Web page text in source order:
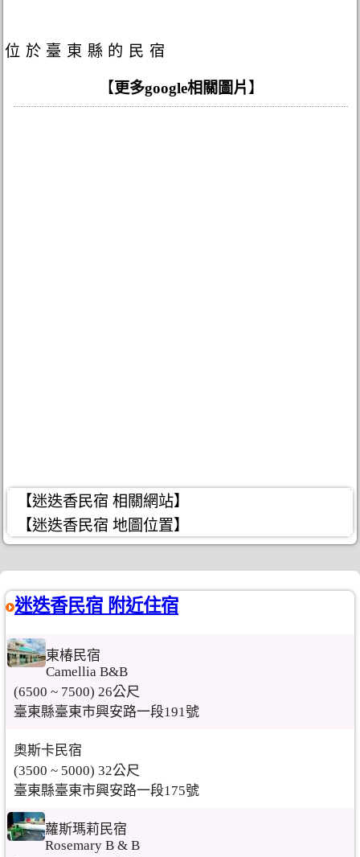
位於臺東縣的民宿
【更多google相關圖片】
【迷迭香民宿 相關網站】
【迷迭香民宿 地圖位置】
迷迭香民宿 附近住宿
東椿民宿
Camellia B&B
(6500 ~ 7500) 26公尺
臺東縣臺東市興安路一段191號
奧斯卡民宿
(3500 ~ 5000) 32公尺
臺東縣臺東市興安路一段175號
蘿斯瑪莉民宿
Rosemary B & B